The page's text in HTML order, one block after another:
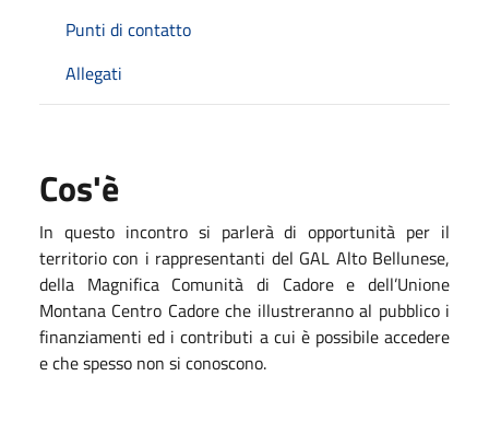
Punti di contatto
Allegati
Cos'è
In questo incontro si parlerà di opportunità per il
territorio con i rappresentanti del GAL Alto Bellunese,
della Magnifica Comunità di Cadore e dell’Unione
Montana Centro Cadore che illustreranno al pubblico i
finanziamenti ed i contributi a cui è possibile accedere
e che spesso non si conoscono.